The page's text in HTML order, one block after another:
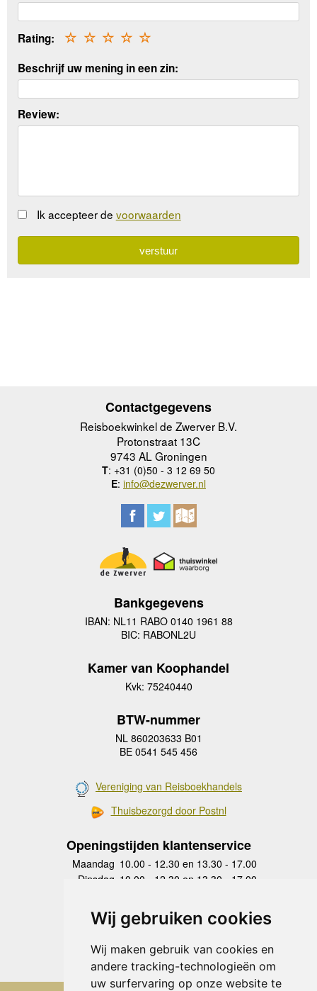
Wij gebruiken cookies
Wij maken gebruik van cookies en
andere tracking-technologieën om
uw surfervaring op onze website te
Rating: ☆
☆
☆
☆
☆
Beschrijf uw mening in een zin:
Review:
Ik accepteer de voorwaarden
Contactgegevens
Reisboekwinkel de Zwerver B.V.
Protonstraat 13C
9743 AL Groningen
T: +31 (0)50 - 3 12 69 50
E: info@dezwerver.nl
Bankgegevens
IBAN: NL11 RABO 0140 1961 88
BIC: RABONL2U
Kamer van Koophandel
Kvk: 75240440
BTW-nummer
NL 860203633 B01
BE 0541 545 456
Vereniging van Reisboekhandels
Thuisbezorgd door Postnl
Openingstijden klantenservice
Maandag 10.00 - 12.30 en 13.30 - 17.00
Dinsdag 10.00 - 12.30 en 13.30 - 17.00
Donderdag
10.00 - 12.30 en 13.30 - 17.00
Vrijdag 10.00 - 12.30 en 13.30 - 17.00
Zaterdag
gesloten
Zondag gesloten